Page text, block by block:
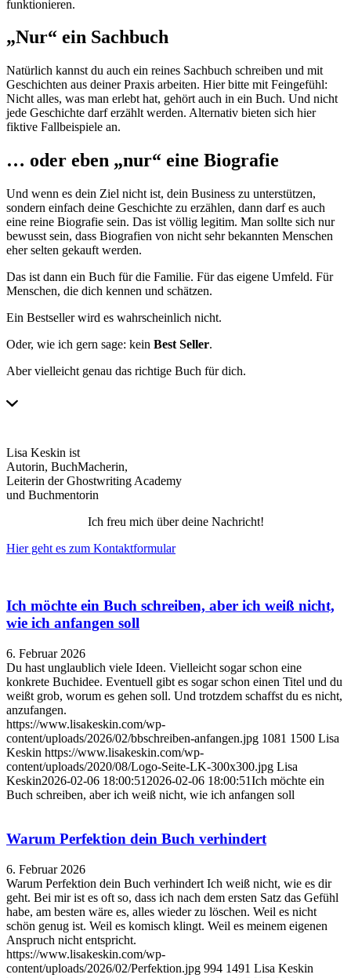
funktionieren.
„Nur“ ein Sachbuch
Natürlich kannst du auch ein reines Sachbuch schreiben und mit
Geschichten aus deiner Praxis arbeiten. Hier bitte mit Feingefühl:
Nicht alles, was man erlebt hat, gehört auch in ein Buch. Und nicht
jede Geschichte darf erzählt werden. Alternativ bieten sich hier
fiktive Fallbeispiele an.
… oder eben „nur“ eine Biografie
Und wenn es dein Ziel nicht ist, dein Business zu unterstützen,
sondern einfach deine Geschichte zu erzählen, dann darf es auch
eine reine Biografie sein. Das ist völlig legitim. Man sollte sich nur
bewusst sein, dass Biografien von nicht sehr bekannten Menschen
eher selten gekauft werden.
Das ist dann ein Buch für die Familie. Für das eigene Umfeld. Für
Menschen, die dich kennen und schätzen.
Ein Bestseller wird es wahrscheinlich nicht.
Oder, wie ich gern sage: kein Best Seller.
Aber vielleicht genau das richtige Buch für dich.
Lisa Keskin ist
Autorin, BuchMacherin,
Leiterin der Ghostwriting Academy
und Buchmentorin
Ich freu mich über deine Nachricht!
Hier geht es zum Kontaktformular
Ich möchte ein Buch schreiben, aber ich weiß nicht,
wie ich anfangen soll
6. Februar 2026
Du hast unglaublich viele Ideen. Vielleicht sogar schon eine
konkrete Buchidee. Eventuell gibt es sogar schon einen Titel und du
weißt grob, worum es gehen soll. Und trotzdem schaffst du es nicht,
anzufangen.
https://www.lisakeskin.com/wp-
content/uploads/2026/02/bbschreiben-anfangen.jpg 1081 1500 Lisa
Keskin https://www.lisakeskin.com/wp-
content/uploads/2020/08/Logo-Seite-LK-300x300.jpg Lisa
Keskin2026-02-06 18:00:51 2026-02-06 18:00:51Ich möchte ein
Buch schreiben, aber ich weiß nicht, wie ich anfangen soll
Warum Perfektion dein Buch verhindert
6. Februar 2026
Warum Perfektion dein Buch verhindert Ich weiß nicht, wie es dir
geht. Bei mir ist es oft so, dass ich nach dem ersten Satz das Gefühl
habe, am besten wäre es, alles wieder zu löschen. Weil es nicht
schön genug ist. Weil es komisch klingt. Weil es meinem eigenen
Anspruch nicht entspricht.
https://www.lisakeskin.com/wp-
content/uploads/2026/02/Perfektion.jpg 994 1491 Lisa Keskin